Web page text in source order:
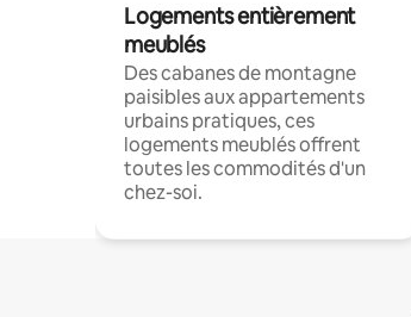
Logements entièrement
meublés
Des cabanes de montagne
paisibles aux appartements
urbains pratiques, ces
logements meublés offrent
toutes les commodités d'un
chez-soi.